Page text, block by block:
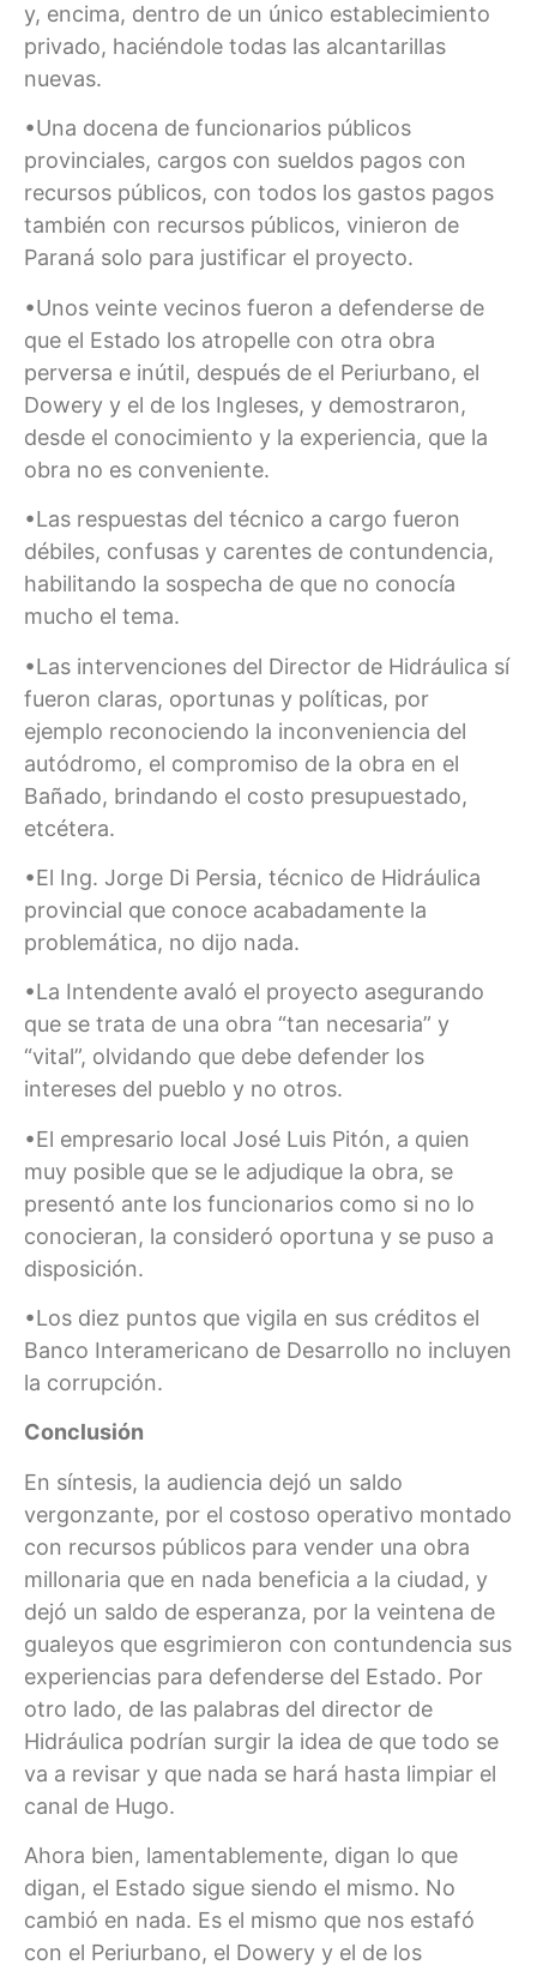
y, encima, dentro de un único establecimiento
privado, haciéndole todas las alcantarillas
nuevas.
•Una docena de funcionarios públicos
provinciales, cargos con sueldos pagos con
recursos públicos, con todos los gastos pagos
también con recursos públicos, vinieron de
Paraná solo para justificar el proyecto.
•Unos veinte vecinos fueron a defenderse de
que el Estado los atropelle con otra obra
perversa e inútil, después de el Periurbano, el
Dowery y el de los Ingleses, y demostraron,
desde el conocimiento y la experiencia, que la
obra no es conveniente.
•Las respuestas del técnico a cargo fueron
débiles, confusas y carentes de contundencia,
habilitando la sospecha de que no conocía
mucho el tema.
•Las intervenciones del Director de Hidráulica sí
fueron claras, oportunas y políticas, por
ejemplo reconociendo la inconveniencia del
autódromo, el compromiso de la obra en el
Bañado, brindando el costo presupuestado,
etcétera.
•El Ing. Jorge Di Persia, técnico de Hidráulica
provincial que conoce acabadamente la
problemática, no dijo nada.
•La Intendente avaló el proyecto asegurando
que se trata de una obra “tan necesaria” y
“vital”, olvidando que debe defender los
intereses del pueblo y no otros.
•El empresario local José Luis Pitón, a quien
muy posible que se le adjudique la obra, se
presentó ante los funcionarios como si no lo
conocieran, la consideró oportuna y se puso a
disposición.
•Los diez puntos que vigila en sus créditos el
Banco Interamericano de Desarrollo no incluyen
la corrupción.
Conclusión
En síntesis, la audiencia dejó un saldo
vergonzante, por el costoso operativo montado
con recursos públicos para vender una obra
millonaria que en nada beneficia a la ciudad, y
dejó un saldo de esperanza, por la veintena de
gualeyos que esgrimieron con contundencia sus
experiencias para defenderse del Estado. Por
otro lado, de las palabras del director de
Hidráulica podrían surgir la idea de que todo se
va a revisar y que nada se hará hasta limpiar el
canal de Hugo.
Ahora bien, lamentablemente, digan lo que
digan, el Estado sigue siendo el mismo. No
cambió en nada. Es el mismo que nos estafó
con el Periurbano, el Dowery y el de los